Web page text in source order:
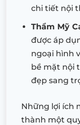
chi tiết nội
Thẩm Mỹ
được áp
ngoại hình
bề mặt nội
đẹp sang
Những lợi ích
thành một